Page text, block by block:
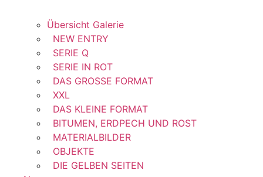
Übersicht Galerie
NEW ENTRY
SERIE Q
SERIE IN ROT
DAS GROSSE FORMAT
XXL
DAS KLEINE FORMAT
BITUMEN, ERDPECH UND ROST
MATERIALBILDER
OBJEKTE
DIE GELBEN SEITEN